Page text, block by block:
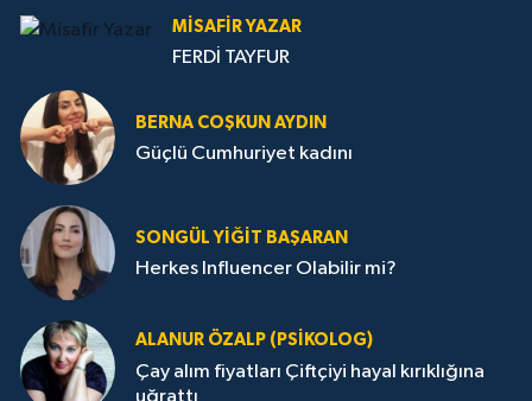
MISAFIR YAZAR
FERDİ TAYFUR
BERNA COŞKUN AYDIN
Güçlü Cumhuriyet kadını
SONGÜL YIĞIT BAŞARAN
Herkes Influencer Olabilir mi?
ALANUR ÖZALP (PSIKOLOG)
Çay alım fiyatları Çiftçiyi hayal kırıklığına
uğrattı